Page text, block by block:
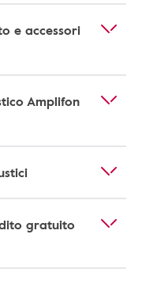
e accessori
Amplifon
gratuito